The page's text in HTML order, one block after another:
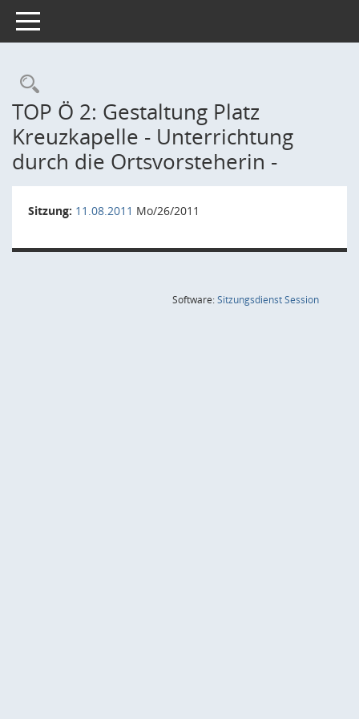
Toggle navigation
Rechercheauswahl
TOP Ö 2: Gestaltung Platz
Kreuzkapelle - Unterrichtung
durch die Ortsvorsteherin -
Sitzung: 11.08.2011 Mo/26/2011
Software:SitzungsdienstSession(Wird in